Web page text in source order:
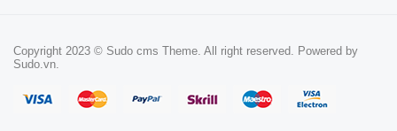
Copyright 2023 © Sudo cms Theme. All right reserved. Powered by
Sudo.vn.